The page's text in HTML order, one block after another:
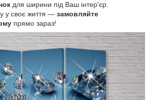
для ширини під Ваш інтер'єр.
у своє життя — замовляйте
прямо зараз!